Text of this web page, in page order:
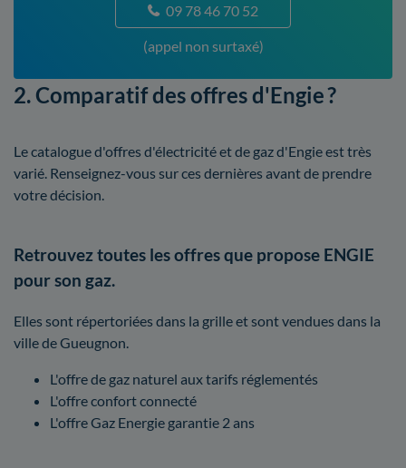
09 78 46 70 52
(appel non surtaxé)
2. Comparatif des offres d'Engie ?
Le catalogue d'offres d'électricité et de gaz d'Engie est très
varié. Renseignez-vous sur ces dernières avant de prendre
votre décision.
Retrouvez toutes les offres que propose ENGIE
pour son gaz.
Elles sont répertoriées dans la grille et sont vendues dans la
ville de Gueugnon.
L'offre de gaz naturel aux tarifs réglementés
L'offre confort connecté
L'offre Gaz Energie garantie 2 ans